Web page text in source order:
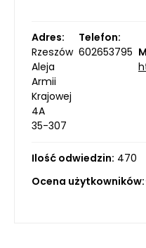
Adres:
Rzeszów
Aleja
Armii
Krajowej
4A
35-307
Telefon:
602653795
Ilość odwiedzin: 470
Ocena użytkowników: